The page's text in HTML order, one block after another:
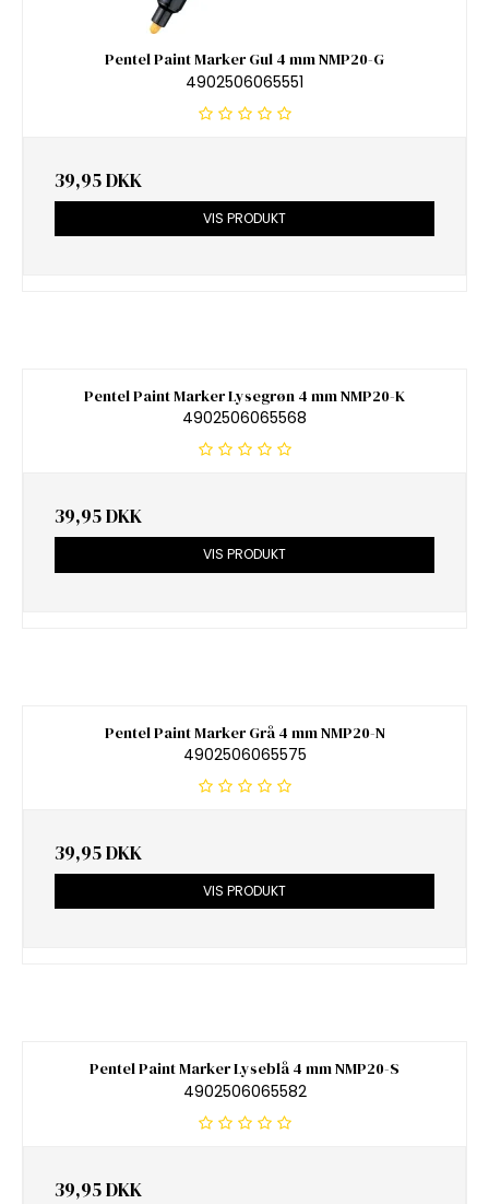
Pentel Paint Marker Gul 4 mm NMP20-G
4902506065551
39,95 DKK
VIS PRODUKT
Pentel Paint Marker Lysegrøn 4 mm NMP20-K
4902506065568
39,95 DKK
VIS PRODUKT
Pentel Paint Marker Grå 4 mm NMP20-N
4902506065575
39,95 DKK
VIS PRODUKT
Pentel Paint Marker Lyseblå 4 mm NMP20-S
4902506065582
39,95 DKK